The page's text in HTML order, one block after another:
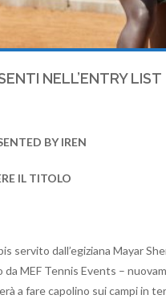
NELL’ENTRY LIST
BY IREN
IL TITOLO
servito dall’egiziana Mayar
da MEF Tennis Events –
a fare capolino sui campi in